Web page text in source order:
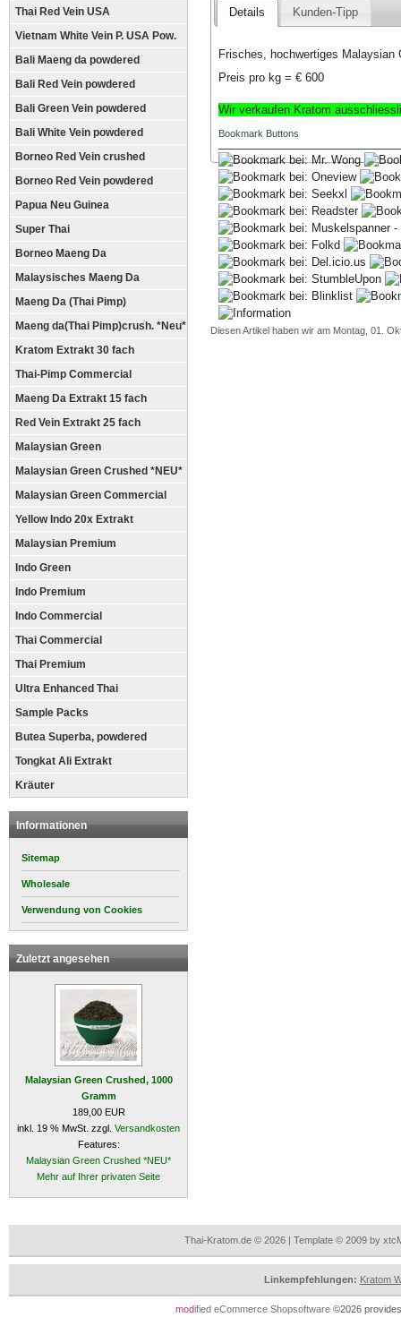
Thai Red Vein USA
Vietnam White Vein P. USA Pow.
Bali Maeng da powdered
Bali Red Vein powdered
Bali Green Vein powdered
Bali White Vein powdered
Borneo Red Vein crushed
Borneo Red Vein powdered
Papua Neu Guinea
Super Thai
Borneo Maeng Da
Malaysisches Maeng Da
Maeng Da (Thai Pimp)
Maeng da(Thai Pimp)crush. *Neu*
Kratom Extrakt 30 fach
Thai-Pimp Commercial
Maeng Da Extrakt 15 fach
Red Vein Extrakt 25 fach
Malaysian Green
Malaysian Green Crushed *NEU*
Malaysian Green Commercial
Yellow Indo 20x Extrakt
Malaysian Premium
Indo Green
Indo Premium
Indo Commercial
Thai Commercial
Thai Premium
Ultra Enhanced Thai
Sample Packs
Butea Superba, powdered
Tongkat Ali Extrakt
Kräuter
Informationen
Sitemap
Wholesale
Verwendung von Cookies
Zuletzt angesehen
Malaysian Green Crushed, 1000
Gramm
189,00 EUR
inkl. 19 % MwSt. zzgl. Versandkosten
Features:
Malaysian Green Crushed *NEU*
Mehr auf Ihrer privaten Seite
Details Kunden-Tipp
Frisches, hochwertiges Malaysian
Preis pro kg = € 600
Wir verkaufen Kratom
Bookmark Buttons
Diesen Artikel haben wir am Montag, 01.
Thai-Kratom.de © 2026 | Template © 2009 by
Linkempfehlungen: Kratom
modified eCommerce Shopsoftware©2026